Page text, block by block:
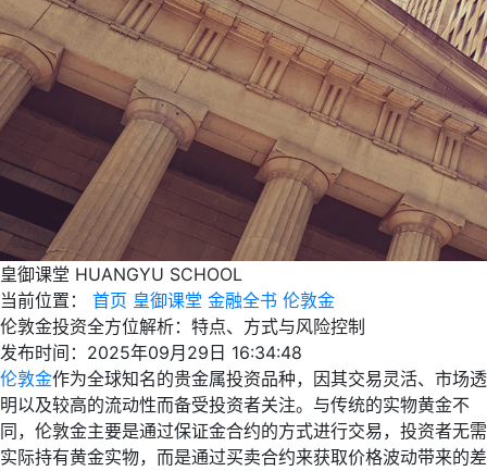
皇御课堂 HUANGYU SCHOOL
当前位置：
首页 皇御课堂 金融全书 伦敦金
伦敦金投资全方位解析：特点、方式与风险控制
发布时间：2025年09月29日 16:34:48
伦敦金作为全球知名的贵金属投资品种，因其交易灵活、市场透
明以及较高的流动性而备受投资者关注。与传统的实物黄金不
同，伦敦金主要是通过保证金合约的方式进行交易，投资者无需
实际持有黄金实物，而是通过买卖合约来获取价格波动带来的差